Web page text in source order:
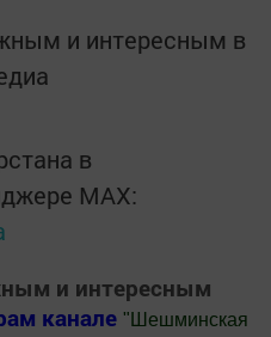
и интересным в
в
MАХ:
и интересным
канале " Шешминская